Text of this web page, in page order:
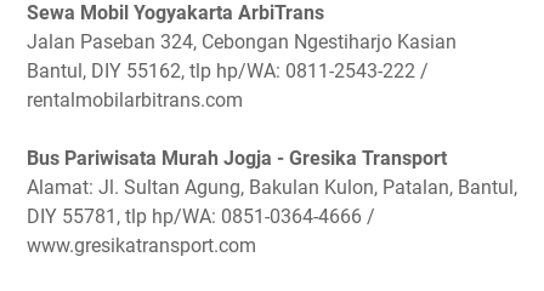
Sewa Mobil Yogyakarta ArbiTrans
Jalan Paseban 324, Cebongan Ngestiharjo Kasian
Bantul, DIY 55162, tlp hp/WA: 0811-2543-222 /
rentalmobilarbitrans.com
Bus Pariwisata Murah Jogja - Gresika Transport
Alamat: Jl. Sultan Agung, Bakulan Kulon, Patalan, Bantul,
DIY 55781, tlp hp/WA: 0851-0364-4666 /
www.gresikatransport.com